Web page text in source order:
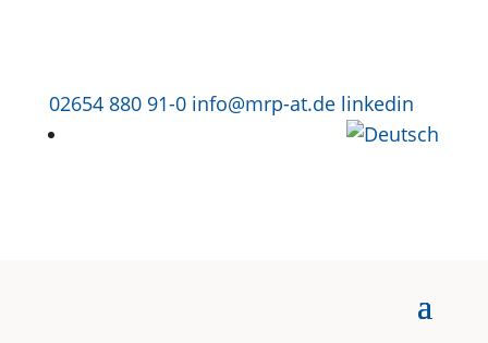
02654 880 91-0 info@mrp-at.de linkedin